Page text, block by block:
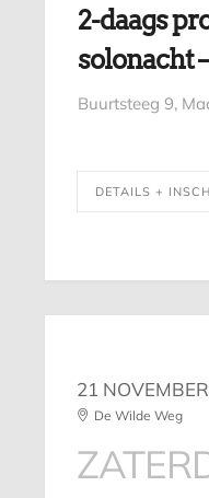
2-daags
solonacht
Buurtsteeg 9,
DETAILS +
21 NOVEMBER
De Wilde Weg